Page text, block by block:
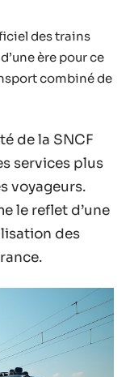
des trains
ère pour ce
combiné de
de la SNCF
services plus
voyageurs.
le reflet d’une
des